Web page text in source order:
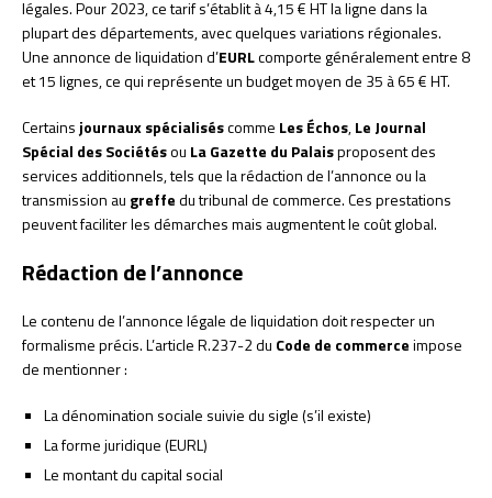
légales. Pour 2023, ce tarif s’établit à 4,15 € HT la ligne dans la
plupart des départements, avec quelques variations régionales.
Une annonce de liquidation d’EURLcomporte généralement entre 8
et 15 lignes, ce qui représente un budget moyen de 35 à 65 € HT.
Certainsjournaux spécialiséscomme Les Échos,Le Journal
Spécial des Sociétésou La Gazette du Palaisproposent des
services additionnels, tels que la rédaction de l’annonce ou la
transmission au greffedu tribunal de commerce. Ces prestations
peuvent faciliter les démarches mais augmentent le coût global.
Rédaction de l’annonce
Le contenu de l’annonce légale de liquidation doit respecter un
formalisme précis. L’article R.237-2 du Code de commerceimpose
de mentionner :
La dénomination sociale suivie du sigle (s’il existe)
La forme juridique (EURL)
Le montant du capital social